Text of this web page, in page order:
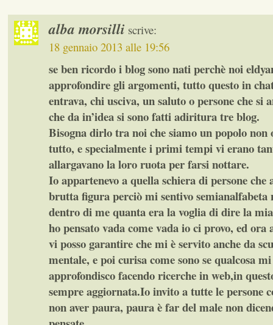
alba morsilli scrive:
18 gennaio 2013 alle 19:56
se ben ricordo i blog sono nati perchè noi
approfondire gli argomenti, tutto questo in
entrava, chi usciva, un saluto o persone che si
che da in’idea si sono fatti adiritura tre blog.
Bisogna dirlo tra noi che siamo un popolo non
tutto, e specialmente i primi tempi vi erano
allargavano la loro ruota per farsi nottare.
Io appartenevo a quella schiera di persone che
brutta figura perciò mi sentivo semianalfabeta
dentro di me quanta era la voglia di dire la
ho pensato vada come vada io ci provo, ed ora
vi posso garantire che mi è servito anche da
mentale, e poi curisa come sono se qualcosa
approfondisco facendo ricerche in web,in
sempre aggiornata.Io invito a tutte le persone
non aver paura, paura è far del male non